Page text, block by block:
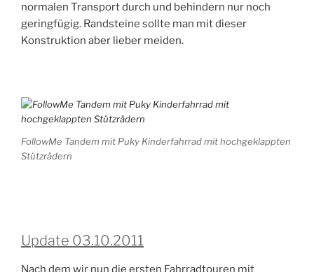
normalen Transport durch und behindern nur noch
geringfügig. Randsteine sollte man mit dieser
Konstruktion aber lieber meiden.
FollowMe Tandem mit Puky Kinderfahrrad mit hochgeklappten
Stützrädern
Update 03.10.2011
Nach dem wir nun die ersten Fahrradtouren mit